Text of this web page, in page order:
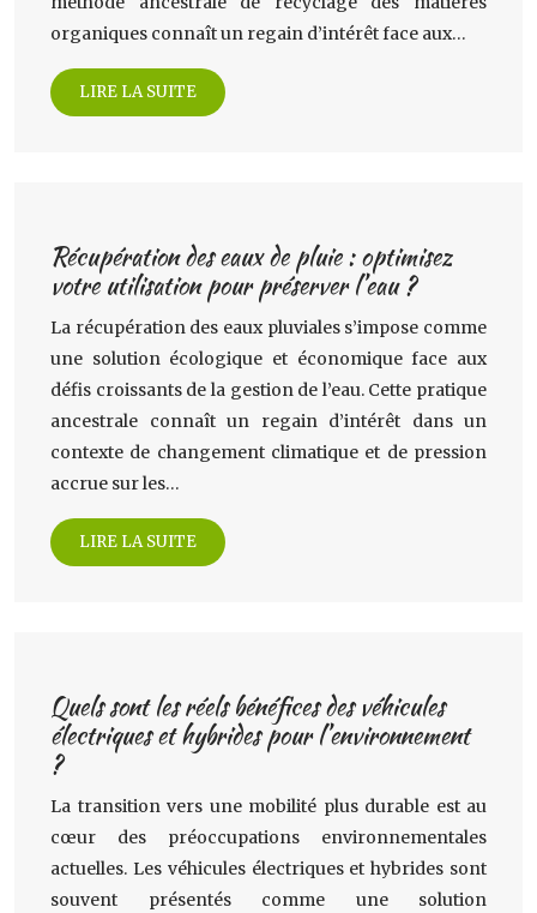
organiques connaît un regain d’intérêt face aux…
LIRE LA SUITE
Récupération des eaux de pluie : optimisez
votre utilisation pour préserver l’eau ?
La récupération des eaux pluviales s’impose comme
une solution écologique et économique face aux
défis croissants de la gestion de l’eau. Cette pratique
ancestrale connaît un regain d’intérêt dans un
contexte de changement climatique et de pression
accrue sur les…
LIRE LA SUITE
Quels sont les réels bénéfices des véhicules
électriques et hybrides pour l’environnement
?
La transition vers une mobilité plus durable est au
cœur des préoccupations environnementales
actuelles. Les véhicules électriques et hybrides sont
souvent présentés comme une solution